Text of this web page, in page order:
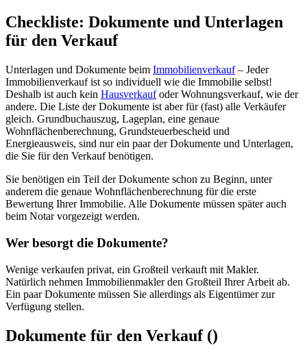
Checkliste: Dokumente und Unterlagen
für den Verkauf
Unterlagen und Dokumente beim Immobilienverkauf– Jeder
Immobilienverkauf ist so individuell wie die Immobilie selbst!
Deshalb ist auch kein Hausverkaufoder Wohnungsverkauf, wie der
andere. Die Liste der Dokumente ist aber für (fast) alle Verkäufer
gleich. Grundbuchauszug, Lageplan, eine genaue
Wohnflächenberechnung, Grundsteuerbescheid und
Energieausweis, sind nur ein paar der Dokumente und Unterlagen,
die Sie für den Verkauf benötigen.
Sie benötigen ein Teil der Dokumente schon zu Beginn, unter
anderem die genaue Wohnflächenberechnung für die erste
Bewertung Ihrer Immobilie. Alle Dokumente müssen später auch
beim Notar vorgezeigt werden.
Wer besorgt die Dokumente?
Wenige verkaufen privat, ein Großteil verkauft mit Makler.
Natürlich nehmen Immobilienmakler den Großteil Ihrer Arbeit ab.
Ein paar Dokumente müssen Sie allerdings als Eigentümer zur
Verfügung stellen.
Dokumente für den Verkauf ()